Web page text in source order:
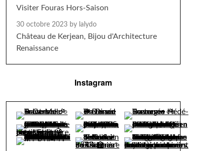
Visiter Fouras Hors-Saison
30 octobre 2023 by lalydo
Château de Kerjean, Bijou d'Architecture
Renaissance
Instagram